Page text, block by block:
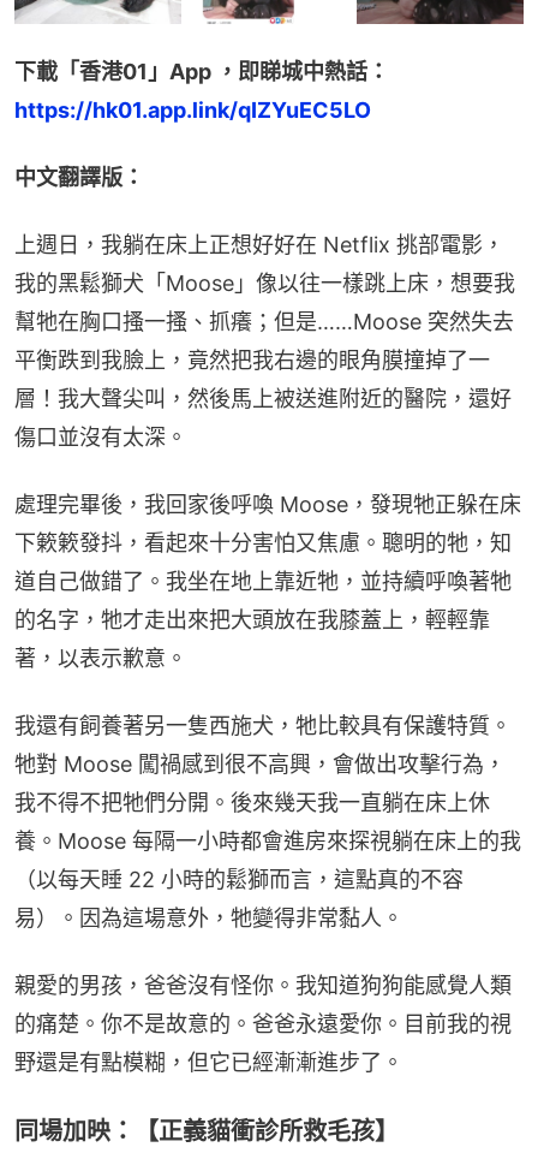
下載「香港01」App ，即睇城中熱話：
https://hk01.app.link/qIZYuEC5LO
中文翻譯版：
上週日，我躺在床上正想好好在 Netflix 挑部電影，
我的黑鬆獅犬「Moose」像以往一樣跳上床，想要我
幫牠在胸口搔一搔、抓癢；但是……Moose 突然失去
平衡跌到我臉上，竟然把我右邊的眼角膜撞掉了一
層！我大聲尖叫，然後馬上被送進附近的醫院，還好
傷口並沒有太深。
處理完畢後，我回家後呼喚 Moose，發現牠正躲在床
下簌簌發抖，看起來十分害怕又焦慮。聰明的牠，知
道自己做錯了。我坐在地上靠近牠，並持續呼喚著牠
的名字，牠才走出來把大頭放在我膝蓋上，輕輕靠
著，以表示歉意。
我還有飼養著另一隻西施犬，牠比較具有保護特質。
牠對 Moose 闖禍感到很不高興，會做出攻擊行為，
我不得不把牠們分開。後來幾天我一直躺在床上休
養。Moose 每隔一小時都會進房來探視躺在床上的我
（以每天睡 22 小時的鬆獅而言，這點真的不容
易）。因為這場意外，牠變得非常黏人。
親愛的男孩，爸爸沒有怪你。我知道狗狗能感覺人類
的痛楚。你不是故意的。爸爸永遠愛你。目前我的視
野還是有點模糊，但它已經漸漸進步了。
同場加映：【正義貓衝診所救毛孩】